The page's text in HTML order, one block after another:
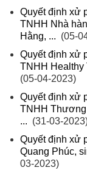
Quyết định xử
TNHH Nhà
Hằng, ... (05-
Quyết định xử
TNHH Healthy
(05-04-2023)
Quyết định xử
TNHH Thương
... (31-03-
Quyết định xử
Quang Phúc,
03-2023)